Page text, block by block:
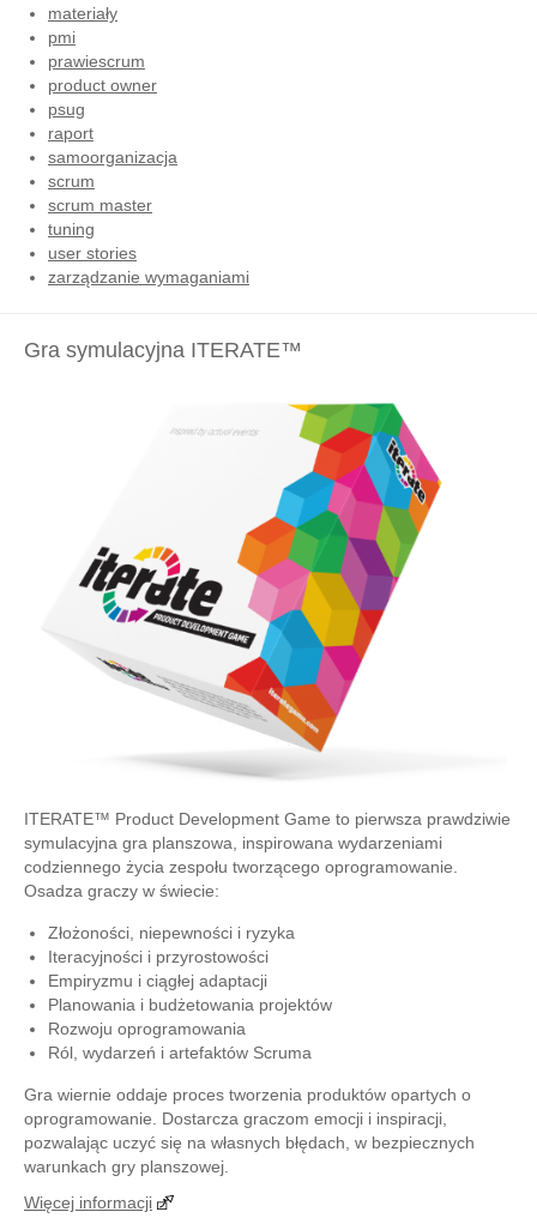
materiały
pmi
prawiescrum
product owner
psug
raport
samoorganizacja
scrum
scrum master
tuning
user stories
zarządzanie wymaganiami
Gra symulacyjna ITERATE™
ITERATE™ Product Development Game to pierwsza prawdziwie
symulacyjna gra planszowa, inspirowana wydarzeniami
codziennego życia zespołu tworzącego oprogramowanie.
Osadza graczy w świecie:
Złożoności, niepewności i ryzyka
Iteracyjności i przyrostowości
Empiryzmu i ciągłej adaptacji
Planowania i budżetowania projektów
Rozwoju oprogramowania
Ról, wydarzeń i artefaktów Scruma
Gra wiernie oddaje proces tworzenia produktów opartych o
oprogramowanie. Dostarcza graczom emocji i inspiracji,
pozwalając uczyć się na własnych błędach, w bezpiecznych
warunkach gry planszowej.
Więcej informacji